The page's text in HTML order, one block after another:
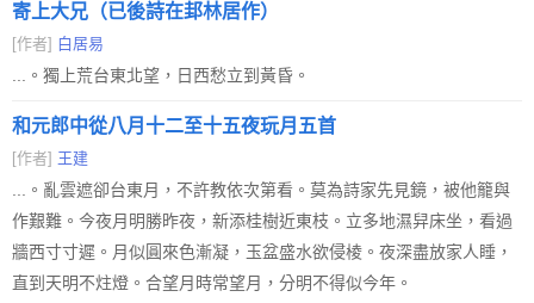
寄上大兄（已後詩在邽林居作）
[作者] 白居易
...。獨上荒台東北望，日西愁立到黃昏。
和元郎中從八月十二至十五夜玩月五首
[作者] 王建
...。亂雲遮卻台東月，不許教依次第看。莫為詩家先見鏡，被他籠與
作艱難。今夜月明勝昨夜，新添桂樹近東枝。立多地濕舁床坐，看過
牆西寸寸遲。月似圓來色漸凝，玉盆盛水欲侵棱。夜深盡放家人睡，
直到天明不炷燈。合望月時常望月，分明不得似今年。